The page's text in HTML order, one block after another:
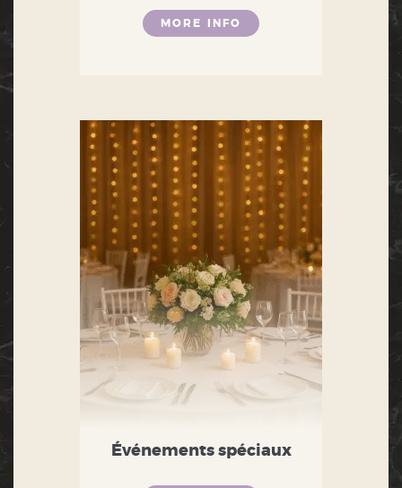
MORE INFO
Événements spéciaux